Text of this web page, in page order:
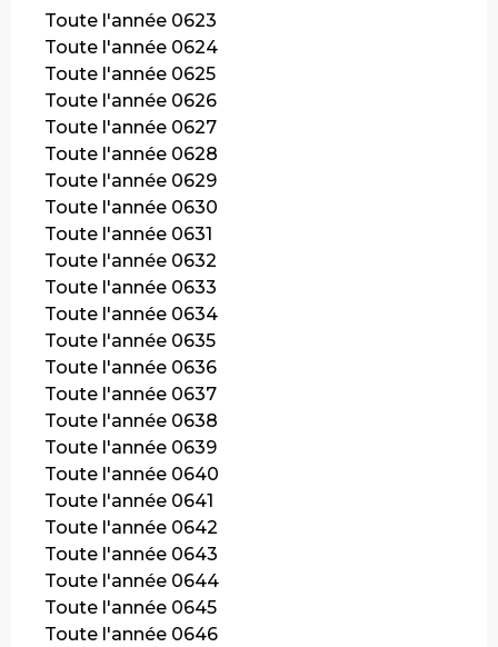
Toute l'année 0623
Toute l'année 0624
Toute l'année 0625
Toute l'année 0626
Toute l'année 0627
Toute l'année 0628
Toute l'année 0629
Toute l'année 0630
Toute l'année 0631
Toute l'année 0632
Toute l'année 0633
Toute l'année 0634
Toute l'année 0635
Toute l'année 0636
Toute l'année 0637
Toute l'année 0638
Toute l'année 0639
Toute l'année 0640
Toute l'année 0641
Toute l'année 0642
Toute l'année 0643
Toute l'année 0644
Toute l'année 0645
Toute l'année 0646